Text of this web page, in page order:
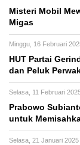
Misteri Mobil
Migas
Minggu, 16 Februari
HUT Partai
dan Peluk
Selasa, 11 Februari
Prabowo
untuk
Selasa, 21 Januari